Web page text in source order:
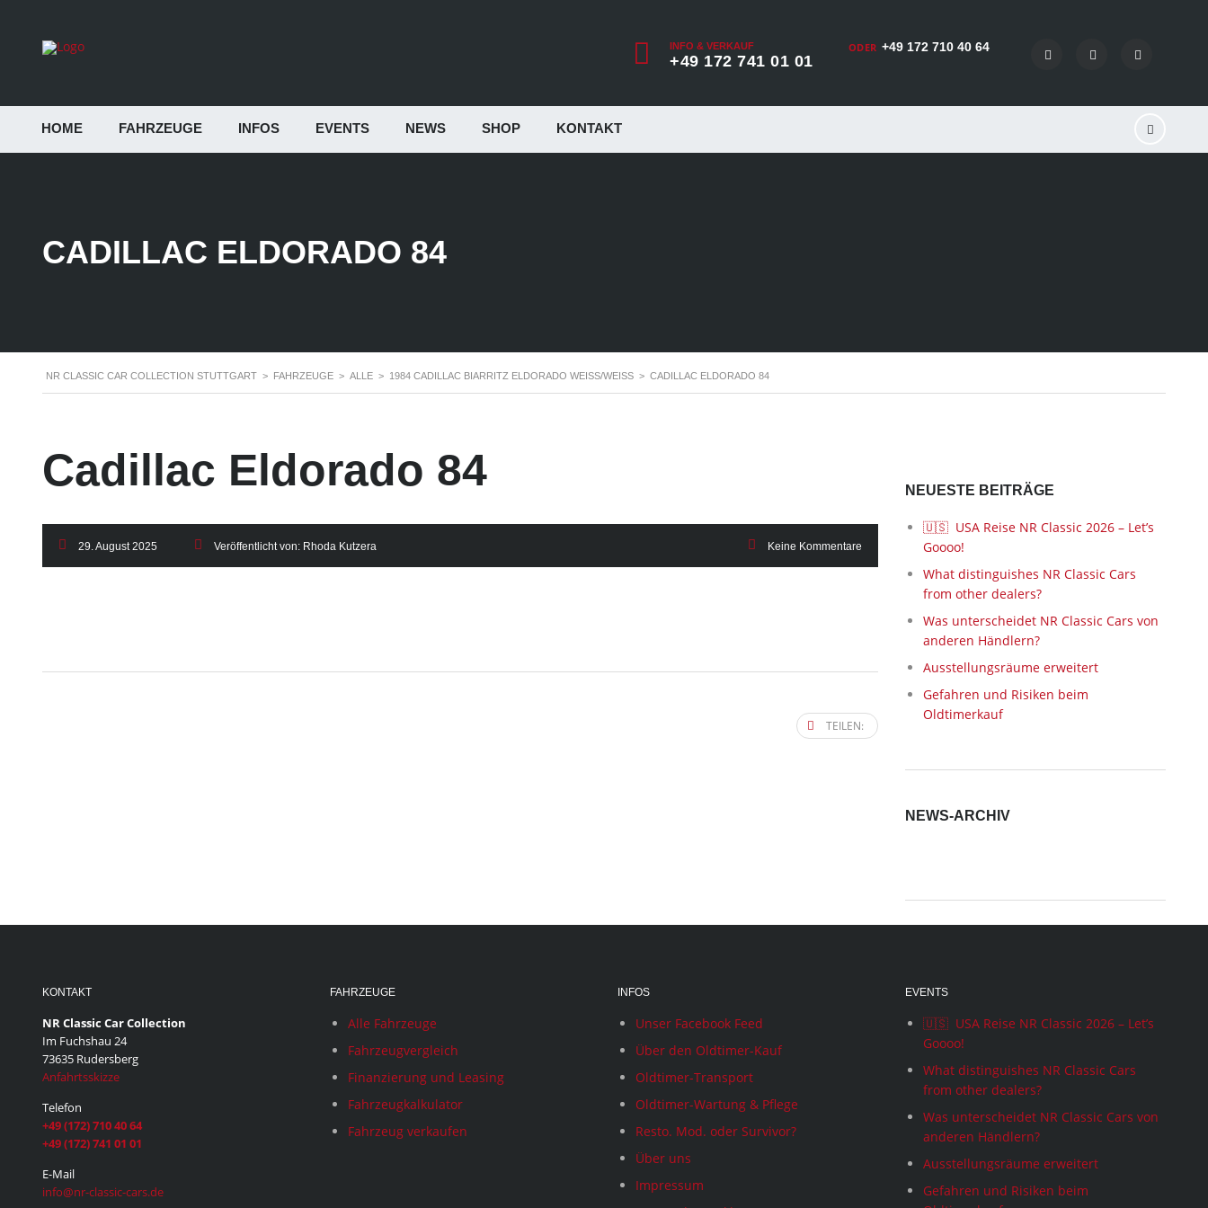
ODER +49 172 710 40 64
INFO & VERKAUF
+49 172 741 01 01
HOME FAHRZEUGE INFOS EVENTS NEWS SHOP KONTAKT
CADILLAC ELDORADO 84
NR CLASSIC CAR COLLECTION STUTTGART > FAHRZEUGE > ALLE > 1984 CADILLAC BIARRITZ ELDORADO WEISS/WEISS > CADILLAC ELDORADO 84
Cadillac Eldorado 84
29. August 2025 Veröffentlicht von: Rhoda Kutzera Keine Kommentare
TEILEN:
NEUESTE BEITRÄGE
🇺🇸 USA Reise NR Classic 2026 – Let’s
Goooo!
What distinguishes NR Classic Cars
from other dealers?
Was unterscheidet NR Classic Cars von
anderen Händlern?
Ausstellungsräume erweitert
Gefahren und Risiken beim
Oldtimerkauf
NEWS-ARCHIV
KONTAKT
NR Classic Car Collection
Im Fuchshau 24
73635 Rudersberg
Anfahrtsskizze
Telefon
+49 (172) 710 40 64
+49 (172) 741 01 01
E-Mail
info@nr-classic-cars.de
FAHRZEUGE
Alle Fahrzeuge
Fahrzeugvergleich
Finanzierung und Leasing
Fahrzeugkalkulator
Fahrzeug verkaufen
INFOS
Unser Facebook Feed
Über den Oldtimer-Kauf
Oldtimer-Transport
Oldtimer-Wartung & Pflege
Resto. Mod. oder Survivor?
Über uns
Impressum
EVENTS
🇺🇸 USA Reise NR Classic 2026 – Let’s
Goooo!
What distinguishes NR Classic Cars
from other dealers?
Was unterscheidet NR Classic Cars von
anderen Händlern?
Ausstellungsräume erweitert
Gefahren und Risiken beim